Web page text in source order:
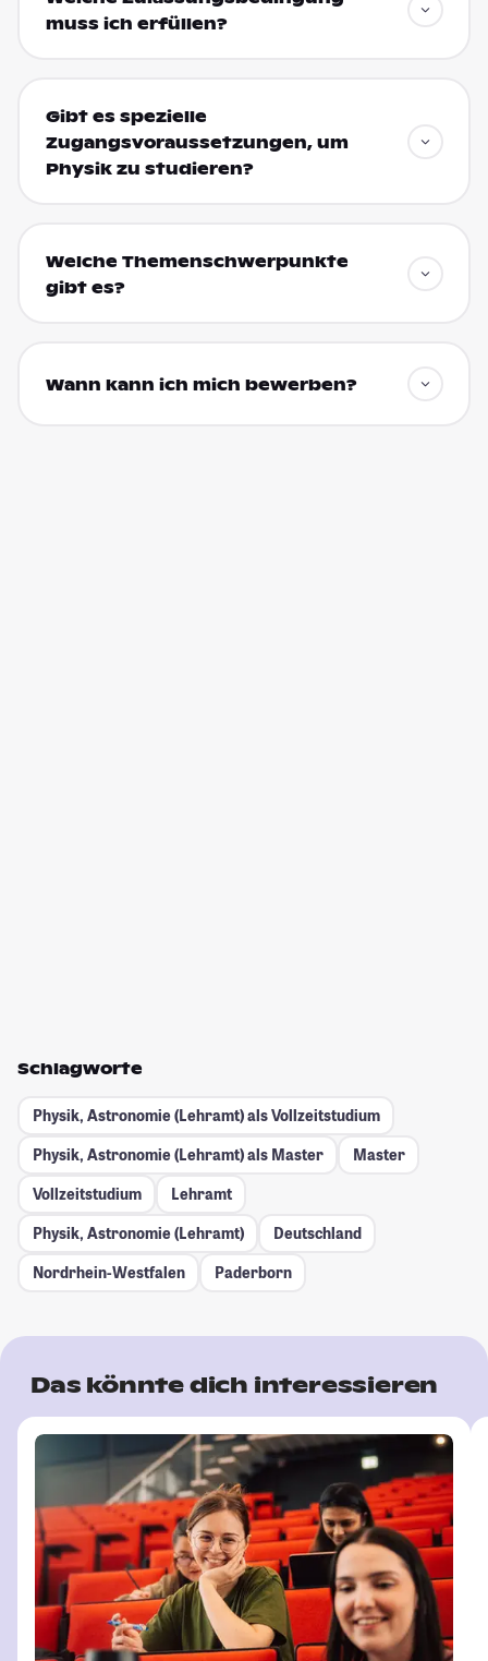
muss ich erfüllen?
Gibt es spezielle
Zugangsvoraussetzungen, um
Physik zu studieren?
Welche Themenschwerpunkte
gibt es?
Wann kann ich mich bewerben?
Schlagworte
Physik, Astronomie (Lehramt) als Vollzeitstudium
Physik, Astronomie (Lehramt) als Master
Master
Vollzeitstudium
Lehramt
Physik, Astronomie (Lehramt)
Deutschland
Nordrhein-Westfalen
Paderborn
Das könnte dich interessieren